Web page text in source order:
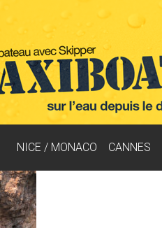
NICE / MONACO CANNES